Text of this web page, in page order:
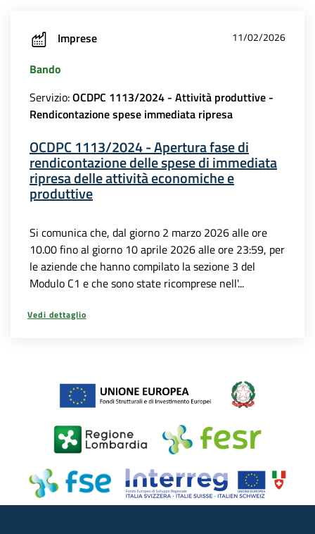
Imprese 11/02/2026
Bando
Servizio:OCDPC 1113/2024 - Attività produttive -
Rendicontazione spese immediata ripresa
OCDPC 1113/2024 - Apertura fase di
rendicontazione delle spese di immediata
ripresa delle attività economiche e
produttive
Si comunica che, dal giorno 2 marzo 2026 alle ore
10.00 fino al giorno 10 aprile 2026 alle ore 23:59, per
le aziende che hanno compilato la sezione 3 del
Modulo C1 e che sono state ricomprese nell'...
Vedi dettaglio